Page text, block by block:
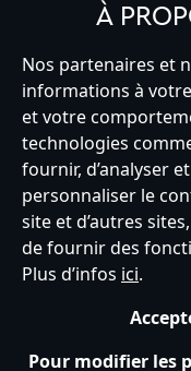
France
Service clients
Plan du site
Règles de
Politique de cookies
Conditions générales de
À
Nos partenaires et
informations à
et votre
technologies
fournir, d’analyser
personnaliser le
site et d’autres
de fournir des
Plus d’infos ici.
Pour modifier les